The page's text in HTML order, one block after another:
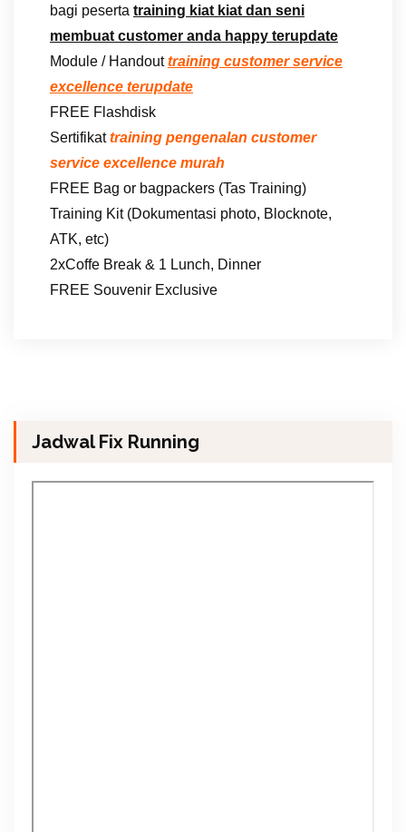
bagi peserta training kiat kiat dan seni
membuat customer anda happy terupdate
Module / Handouttraining customer service
excellence terupdate
FREE Flashdisk
Sertifikattraining pengenalan customer
service excellence murah
FREE Bag or bagpackers (Tas Training)
Training Kit (Dokumentasi photo, Blocknote,
ATK, etc)
2xCoffe Break & 1 Lunch, Dinner
FREE Souvenir Exclusive
Jadwal Fix Running